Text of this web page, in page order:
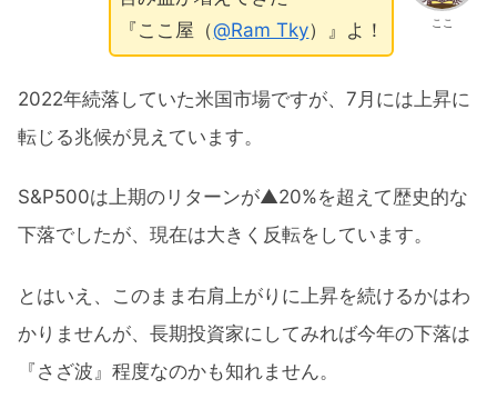
ここ
『ここ屋（@Ram Tky）』よ！
2022年続落していた米国市場ですが、7月には上昇に
転じる兆候が見えています。
S&P500は上期のリターンが▲20%を超えて歴史的な
下落でしたが、現在は大きく反転をしています。
とはいえ、このまま右肩上がりに上昇を続けるかはわ
かりませんが、長期投資家にしてみれば今年の下落は
『さざ波』程度なのかも知れません。